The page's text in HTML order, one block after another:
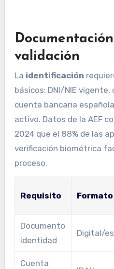
validación
La identificación
básicos: DNI/NIE
cuenta bancaria
activo. Datos de la AEF
2024 que el 88% de las
verificación biométrica
proceso.
Requisito Formato
Documento
identidad
Digital/
Cuenta